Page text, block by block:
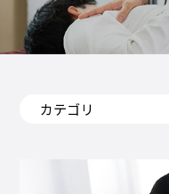
カテゴリ